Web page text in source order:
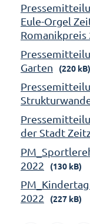
Eule-Orgel
Romanikpreis
Garten
(220 kB)
der Stadt
2022
(130 kB)
2022
(227 kB)